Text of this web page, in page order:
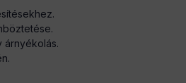
árnyékolás.